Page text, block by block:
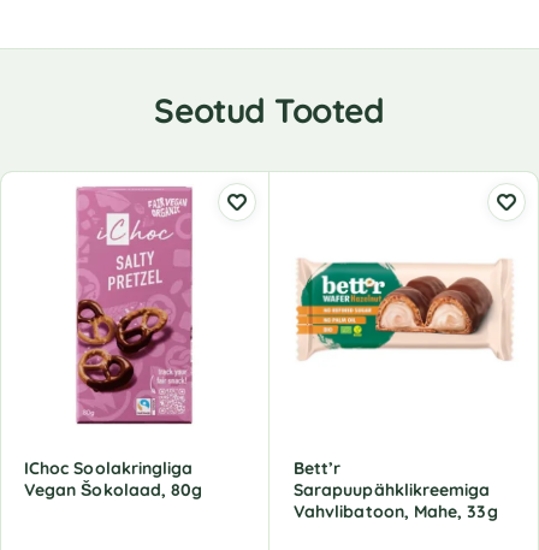
Seotud Tooted
IChoc Soolakringliga
Vegan Šokolaad, 80g
Bett’r
Sarapuupähklikreemiga
Vahvlibatoon, Mahe, 33g